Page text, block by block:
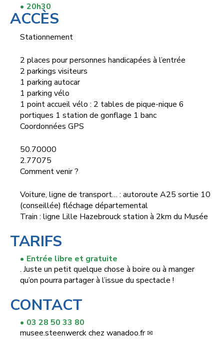
20h30
ACCÈS
Stationnement
2 places pour personnes handicapées à l’entrée
2 parkings visiteurs
1 parking autocar
1 parking vélo
1 point accueil vélo : 2 tables de pique-nique 6
portiques 1 station de gonflage 1 banc
Coordonnées GPS
50.70000
2.77075
Comment venir ?
Voiture, ligne de transport… : autoroute A25 sortie 10
(conseillée) fléchage départemental
Train : ligne Lille Hazebrouck station à 2km du Musée
TARIFS
Entrée libre et gratuite
. Juste un petit quelque chose à boire ou à manger
qu’on pourra partager à l’issue du spectacle !
CONTACT
03 28 50 33 80
musee.steenwerckchez wanadoo.fr